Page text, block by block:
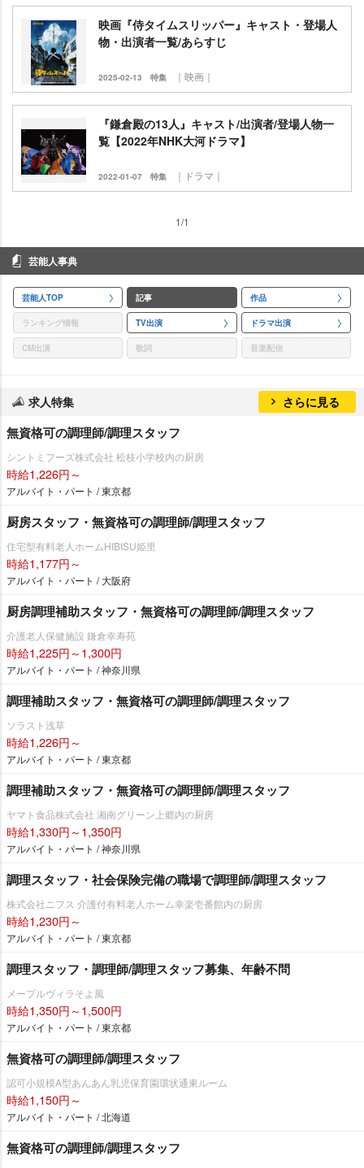
映画『侍タイムスリッパー』キャスト・登場人
物・出演者一覧/あらすじ
2025-02-13 特集 ｜映画｜
『鎌倉殿の13人』キャスト/出演者/登場人物一
覧【2022年NHK大河ドラマ】
2022-01-07 特集 ｜ドラマ｜
1/1
芸能人事典
芸能人TOP 記事 作品
ランキング情報 TV出演 ドラマ出演
CM出演 歌詞 音楽配信
求人特集 さらに見る
無資格可の調理師/調理スタッフ
シントミフーズ株式会社 松枝小学校内の厨房
時給1,226円～
アルバイト・パート / 東京都
厨房スタッフ・無資格可の調理師/調理スタッフ
住宅型有料老人ホームHIBISU姫里
時給1,177円～
アルバイト・パート / 大阪府
厨房調理補助スタッフ・無資格可の調理師/調理スタッフ
介護老人保健施設 鎌倉幸寿苑
時給1,225円～1,300円
アルバイト・パート / 神奈川県
調理補助スタッフ・無資格可の調理師/調理スタッフ
ソラスト浅草
時給1,226円～
アルバイト・パート / 東京都
調理補助スタッフ・無資格可の調理師/調理スタッフ
ヤマト食品株式会社 湘南グリーン上郷内の厨房
時給1,330円～1,350円
アルバイト・パート / 神奈川県
調理スタッフ・社会保険完備の職場で調理師/調理スタッフ
株式会社ニフス 介護付有料老人ホーム幸楽壱番館内の厨房
時給1,230円～
アルバイト・パート / 東京都
調理スタッフ・調理師/調理スタッフ募集、年齢不問
メープルヴィラそよ風
時給1,350円～1,500円
アルバイト・パート / 東京都
無資格可の調理師/調理スタッフ
認可小規模A型あんあん乳児保育園環状通東ルーム
時給1,150円～
アルバイト・パート / 北海道
無資格可の調理師/調理スタッフ